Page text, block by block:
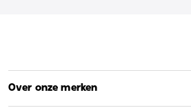
Over onze merken